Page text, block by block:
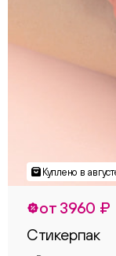
от 3960 ₽
Стикерпак